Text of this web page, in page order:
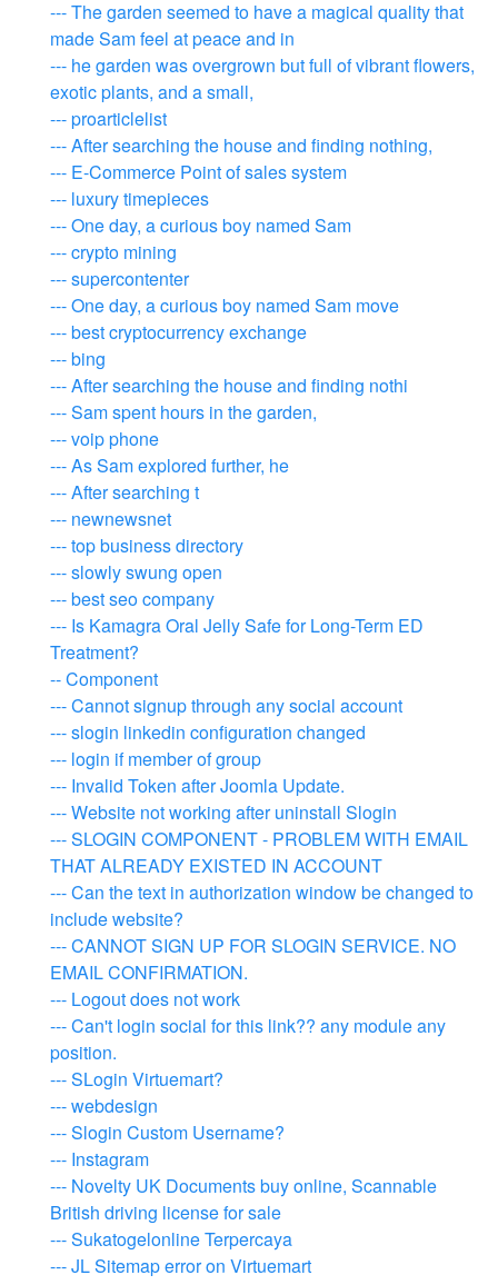
--- The garden seemed to have a magical quality that
made Sam feel at peace and in
--- he garden was overgrown but full of vibrant flowers,
exotic plants, and a small,
--- proarticlelist
--- After searching the house and finding nothing,
--- E-Commerce Point of sales system
--- luxury timepieces
--- One day, a curious boy named Sam
--- crypto mining
--- supercontenter
--- One day, a curious boy named Sam move
--- best cryptocurrency exchange
--- bing
--- After searching the house and finding nothi
--- Sam spent hours in the garden,
--- voip phone
--- As Sam explored further, he
--- After searching t
--- newnewsnet
--- top business directory
--- slowly swung open
--- best seo company
--- Is Kamagra Oral Jelly Safe for Long-Term ED
Treatment?
-- Component
--- Cannot signup through any social account
--- slogin linkedin configuration changed
--- login if member of group
--- Invalid Token after Joomla Update.
--- Website not working after uninstall Slogin
--- SLOGIN COMPONENT - PROBLEM WITH EMAIL
THAT ALREADY EXISTED IN ACCOUNT
--- Can the text in authorization window be changed to
include website?
--- CANNOT SIGN UP FOR SLOGIN SERVICE. NO
EMAIL CONFIRMATION.
--- Logout does not work
--- Can't login social for this link?? any module any
position.
--- SLogin Virtuemart?
--- webdesign
--- Slogin Custom Username?
--- Instagram
--- Novelty UK Documents buy online, Scannable
British driving license for sale
--- Sukatogelonline Terpercaya
--- JL Sitemap error on Virtuemart